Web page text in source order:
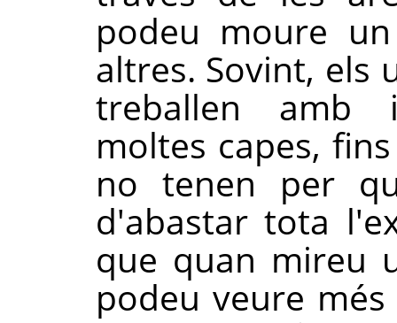
podeu moure
altres. Sovint, els
treballen amb
moltes capes,
no tenen per
d'abastar tota
que quan mireu
podeu veure